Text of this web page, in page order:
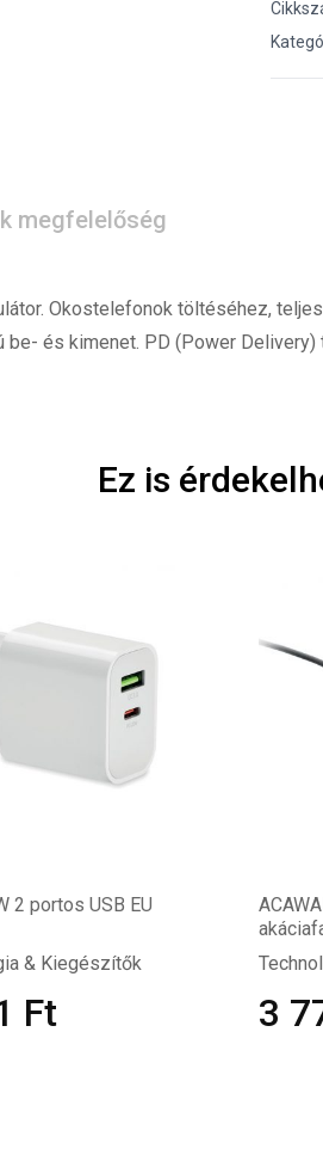
megfelelőség
Okostelefonok töltéséhez,
és kimenet. PD (Power
Ez is
2 portos USB EU
& Kiegészítők
Ft 3